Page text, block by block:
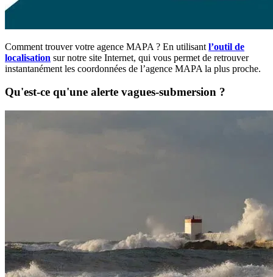
Comment trouver votre agence MAPA ? En utilisant l’outil de
localisation sur notre site Internet, qui vous permet de retrouver
instantanément les coordonnées de l’agence MAPA la plus proche.
Qu'est-ce qu'une alerte vagues-submersion ?